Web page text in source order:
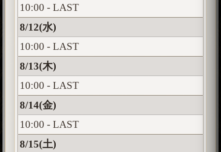
10:00 - LAST
8/12(水)
10:00 - LAST
8/13(木)
10:00 - LAST
8/14(金)
10:00 - LAST
8/15(土)